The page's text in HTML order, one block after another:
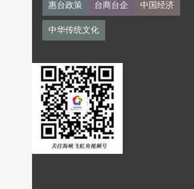
惠台政策 台商台企 中国经济
中华传统文化